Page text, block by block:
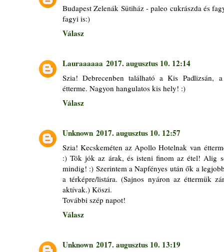
Budapest Zelenák Sütiház - paleo cukrászda és
fagyi is:)
Válasz
Lauraaaaaa 2017. augusztus 10. 12:14
Szia! Debrecenben található a Kis Padlizsán,
étterme. Nagyon hangulatos kis hely! :)
Válasz
Unknown 2017. augusztus 10. 12:57
Szia! Kecskeméten az Apollo Hotelnak van
:) Tök jók az árak, és isteni finom az étel! Alig
mindig! :) Szerintem a Napfényes után ők a
a térképre/listára. (Sajnos nyáron az éttermük
aktívak.) Köszi.
További szép napot!
Válasz
Unknown 2017. augusztus 10. 13:19